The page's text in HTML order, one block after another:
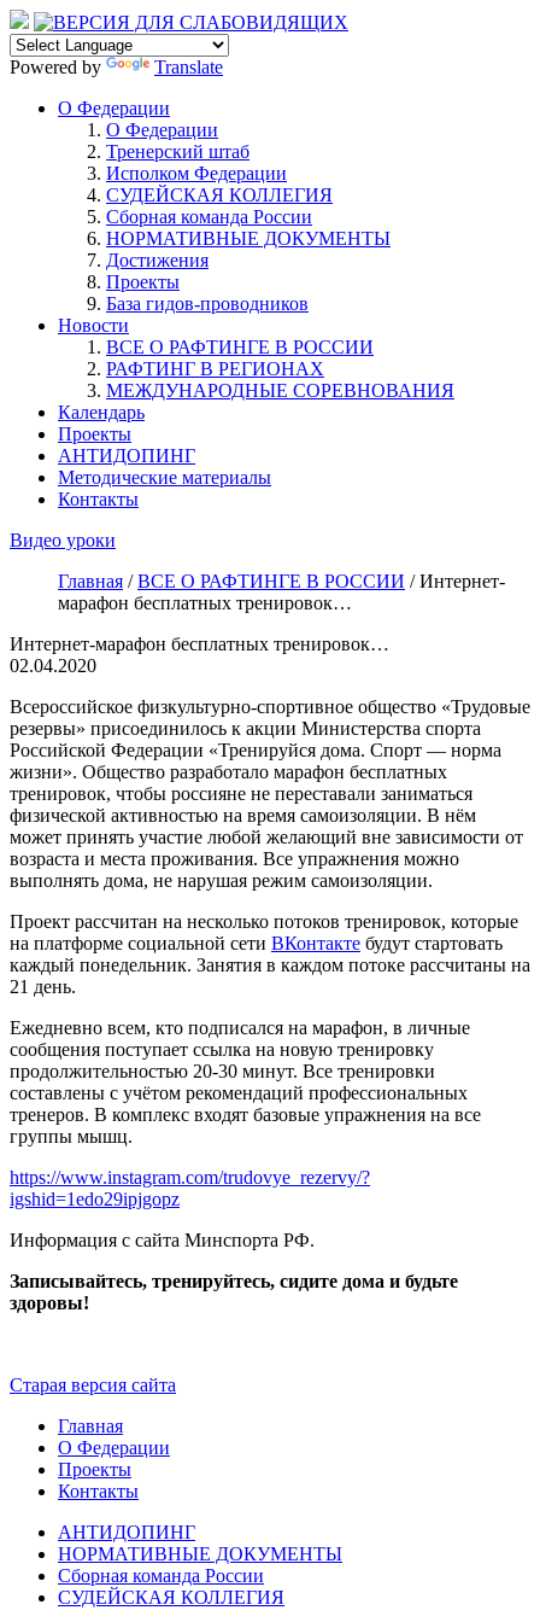
Powered by
Translate
О Федерации
О Федерации
Тренерский штаб
Исполком Федерации
СУДЕЙСКАЯ КОЛЛЕГИЯ
Сборная команда России
НОРМАТИВНЫЕ ДОКУМЕНТЫ
Достижения
Проекты
База гидов-проводников
Новости
ВСЕ О РАФТИНГЕ В РОССИИ
РАФТИНГ В РЕГИОНАХ
МЕЖДУНАРОДНЫЕ СОРЕВНОВАНИЯ
Календарь
Проекты
АНТИДОПИНГ
Методические материалы
Контакты
Видео уроки
Главная /ВСЕ О РАФТИНГЕ В РОССИИ /Интернет-
марафон бесплатных тренировок…
Интернет-марафон бесплатных тренировок…
02.04.2020
Всероссийское физкультурно-спортивное общество «Трудовые
резервы» присоединилось к акции Министерства спорта
Российской Федерации «Тренируйся дома. Спорт — норма
жизни». Общество разработало марафон бесплатных
тренировок, чтобы россияне не переставали заниматься
физической активностью на время самоизоляции. В нём
может принять участие любой желающий вне зависимости от
возраста и места проживания. Все упражнения можно
выполнять дома, не нарушая режим самоизоляции.
Проект рассчитан на несколько потоков тренировок, которые
на платформе социальной сети ВКонтакте будут стартовать
каждый понедельник. Занятия в каждом потоке рассчитаны на
21 день.
Ежедневно всем, кто подписался на марафон, в личные
сообщения поступает ссылка на новую тренировку
продолжительностью 20-30 минут. Все тренировки
составлены с учётом рекомендаций профессиональных
тренеров. В комплекс входят базовые упражнения на все
группы мышц.
https://www.instagram.com/trudovye_rezervy/?
igshid=1edo29ipjgopz
Информация с сайта Минспорта РФ.
Записывайтесь, тренируйтесь, сидите дома и будьте
здоровы!
Старая версия сайта
Главная
О Федерации
Проекты
Контакты
АНТИДОПИНГ
НОРМАТИВНЫЕ ДОКУМЕНТЫ
Сборная команда России
СУДЕЙСКАЯ КОЛЛЕГИЯ